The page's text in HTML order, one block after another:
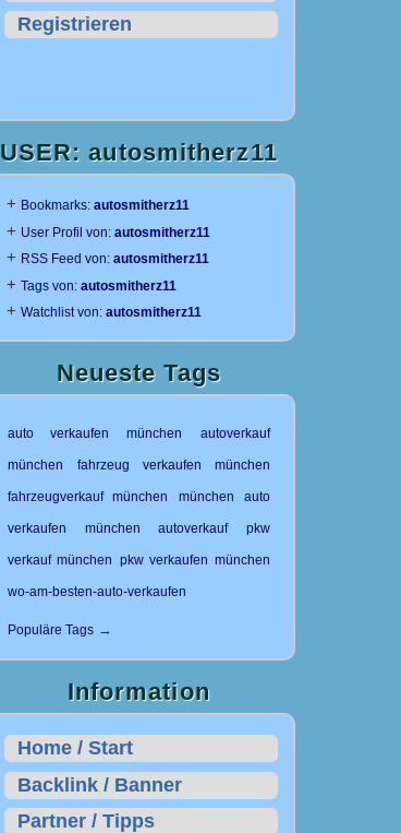
Registrieren
USER: autosmitherz11
+ Bookmarks: autosmitherz11
+ User Profil von: autosmitherz11
+ RSS Feed von: autosmitherz11
+ Tags von: autosmitherz11
+ Watchlist von: autosmitherz11
Neueste Tags
auto verkaufen münchen autoverkauf
münchen fahrzeug verkaufen münchen
fahrzeugverkauf münchen münchen auto
verkaufen münchen autoverkauf pkw
verkauf münchen pkw verkaufen münchen
wo-am-besten-auto-verkaufen
Populäre Tags→
Information
Home / Start
Backlink / Banner
Partner / Tipps